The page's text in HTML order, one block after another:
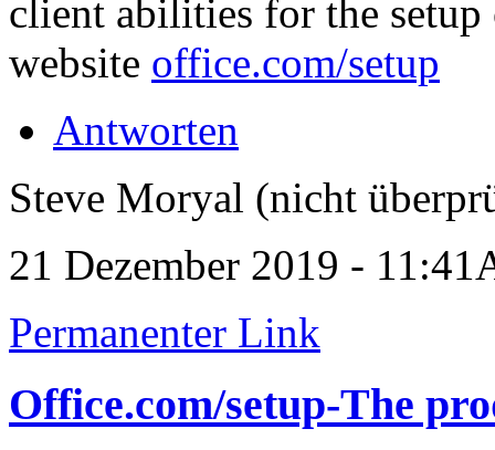
client abilities for the
website office.com/setup
Antworten
Steve Moryal (nicht
21 Dezember 2019 -
Permanenter Link
Office.com/setup-The